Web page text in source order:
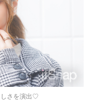
しさを演出♡